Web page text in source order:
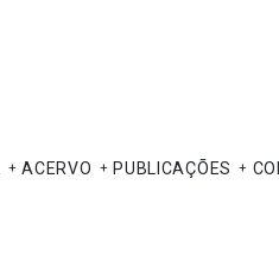
ACERVO PUBLICAÇÕES